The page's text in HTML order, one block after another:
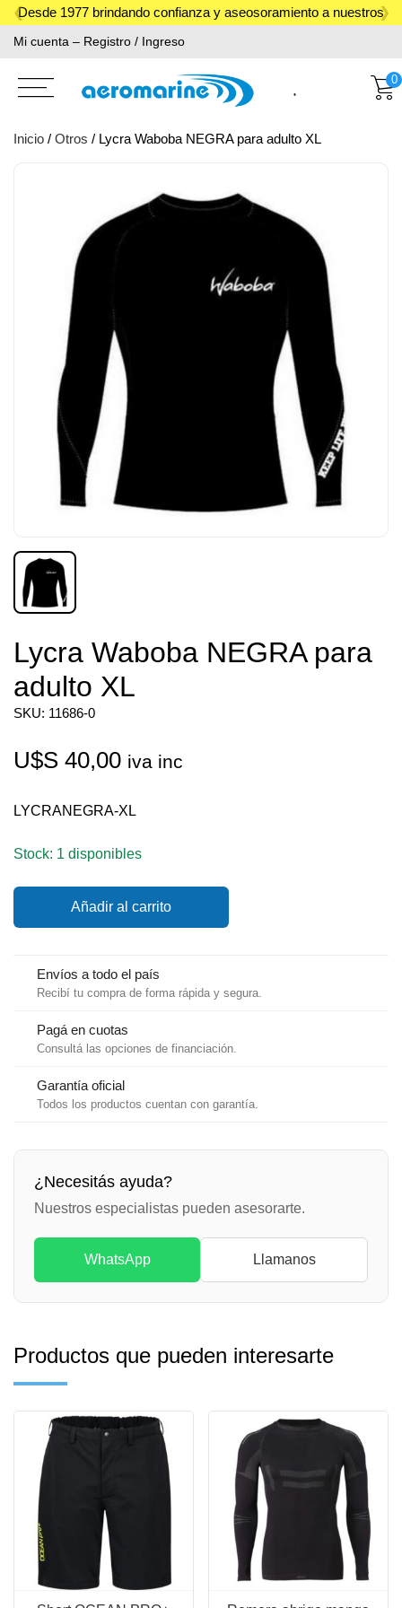
SkipDesde 1977 brindando confianza y aseosoramiento a nuestros
clientes.
Mi cuenta – Registro / Ingreso
0
Inicio / Otros / Lycra Waboba NEGRA para adulto XL
Lycra Waboba NEGRA para
adulto XL
SKU: 11686-0
U$S 40,00 iva inc
LYCRANEGRA-XL
Stock: 1 disponibles
Lycra
NEGRA
adulto
Añadir al carrito
Envíos a todo el país
Recibí tu compra de forma rápida y segura.
Pagá en cuotas
Consultá las opciones de financiación.
Garantía oficial
Todos los productos cuentan con garantía.
¿Necesitás ayuda?
Nuestros especialistas pueden asesorarte.
WhatsApp Llamanos
Productos que pueden interesarte